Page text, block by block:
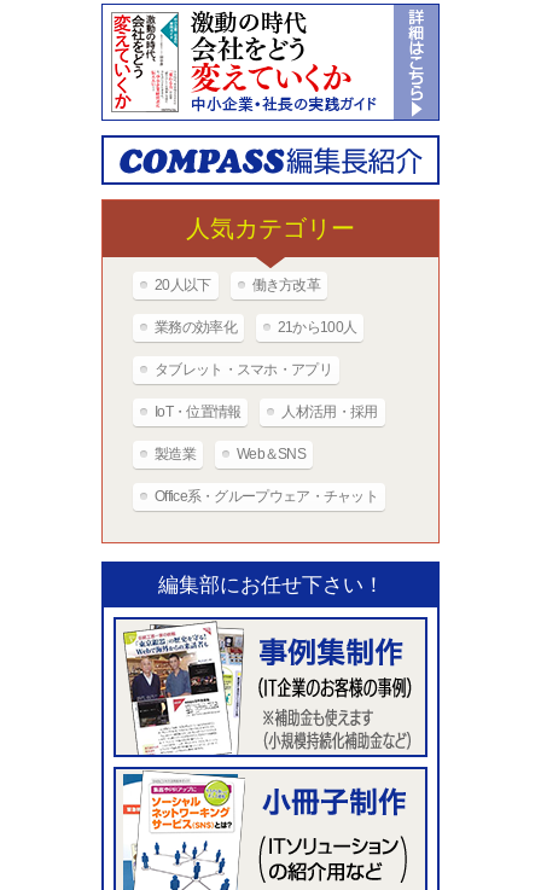
人気カテゴリー
20人以下 働き方改革
業務の効率化 21から100人
タブレット・スマホ・アプリ
IoT・位置情報 人材活用・採用
製造業 Web＆SNS
Office系・グループウェア・チャット
編集部にお任せ下さい！